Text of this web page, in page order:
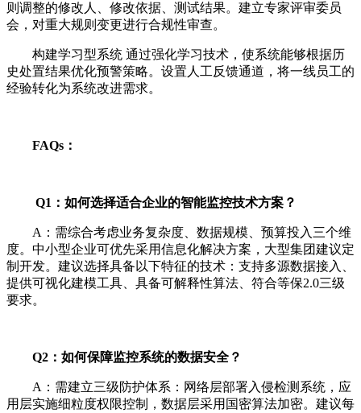
则调整的修改人、修改依据、测试结果。建立专家评审委员
会，对重大规则变更进行合规性审查。
构建学习型系统 通过强化学习技术，使系统能够根据历
史处置结果优化预警策略。设置人工反馈通道，将一线员工的
经验转化为系统改进需求。
FAQs：
Q1：如何选择适合企业的智能监控技术方案？
A：需综合考虑业务复杂度、数据规模、预算投入三个维
度。中小型企业可优先采用信息化解决方案，大型集团建议定
制开发。建议选择具备以下特征的技术：支持多源数据接入、
提供可视化建模工具、具备可解释性算法、符合等保2.0三级
要求。
Q2：如何保障监控系统的数据安全？
A：需建立三级防护体系：网络层部署入侵检测系统，应
用层实施细粒度权限控制，数据层采用国密算法加密。建议每